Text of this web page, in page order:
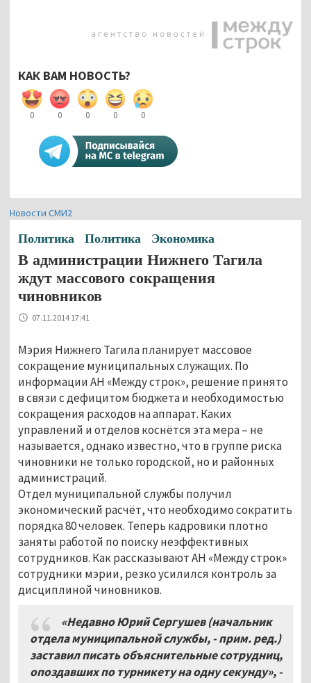
КАК ВАМ НОВОСТЬ?
0 0 0 0 0
Новости СМИ2
Политика Политика Экономика
В администрации Нижнего Тагила
ждут массового сокращения
чиновников
07.11.2014 17:41
Мэрия Нижнего Тагила планирует массовое
сокращение муниципальных служащих. По
информации АН «Между строк», решение принято
в связи с дефицитом бюджета и необходимостью
сокращения расходов на аппарат. Каких
управлений и отделов коснётся эта мера – не
называется, однако известно, что в группе риска
чиновники не только городской, но и районных
администраций.
Отдел муниципальной службы получил
экономический расчёт, что необходимо сократить
порядка 80 человек. Теперь кадровики плотно
заняты работой по поиску неэффективных
сотрудников. Как рассказывают АН «Между строк»
сотрудники мэрии, резко усилился контроль за
дисциплиной чиновников.
«Недавно Юрий Сергушев (начальник
отдела муниципальной службы, - прим. ред.)
заставил писать объяснительные сотрудниц,
опоздавших по турникету на одну секунду», -